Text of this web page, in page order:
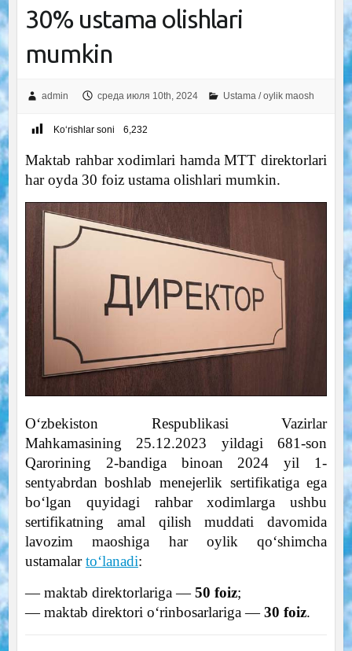
30% ustama olishlari
mumkin
admin среда июля 10th, 2024 Ustama / oylik maosh
Ko‘rishlar soni 6,232
Maktab rahbar xodimlari hamda MTT direktorlari
har oyda 30 foiz ustama olishlari mumkin.
O‘zbekiston Respublikasi Vazirlar
Mahkamasining 25.12.2023 yildagi 681-son
Qarorining 2-bandiga binoan 2024 yil 1-
sentyabrdan boshlab menejerlik sertifikatiga ega
bo‘lgan quyidagi rahbar xodimlarga ushbu
sertifikatning amal qilish muddati davomida
lavozim maoshiga har oylik qo‘shimcha
ustamalarto‘lanadi:
— maktab direktorlariga —50 foiz;
— maktab direktori o‘rinbosarlariga —30 foiz.